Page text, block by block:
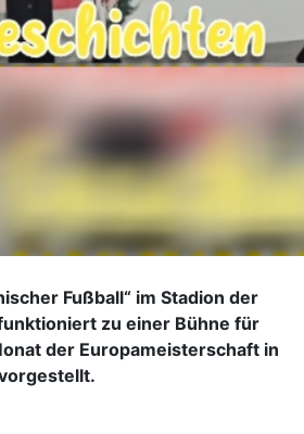
Fußball“ im Stadion der
zu einer Bühne für
der Europameisterschaft in